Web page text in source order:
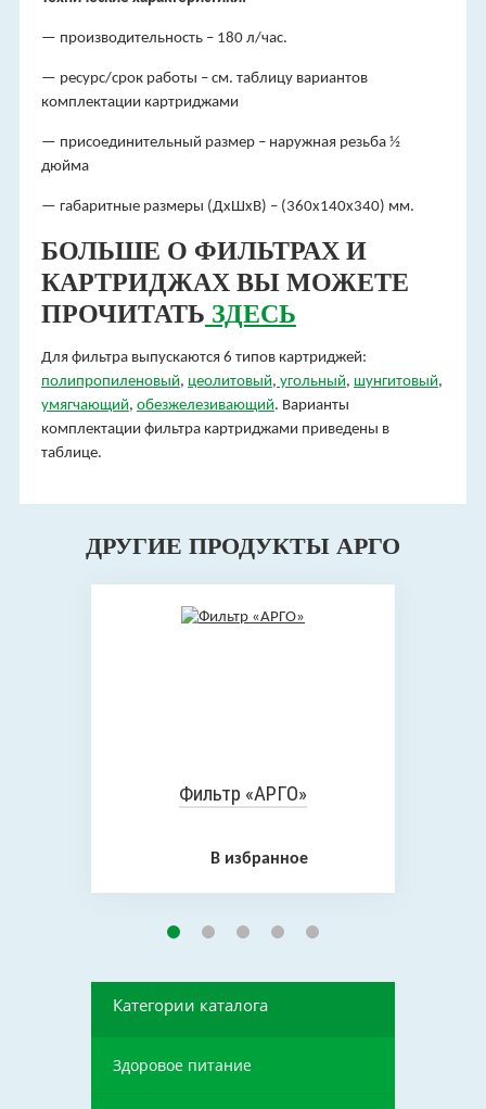
— производительность – 180 л/час.
— ресурс/срок работы – см. таблицу вариантов
комплектации картриджами
— присоединительный размер – наружная резьба ½
дюйма
— габаритные размеры (ДхШхВ) – (360х140х340) мм.
БОЛЬШЕ О ФИЛЬТРАХ И
КАРТРИДЖАХ ВЫ МОЖЕТЕ
ПРОЧИТАТЬ ЗДЕСЬ
Для фильтра выпускаются 6 типов картриджей:
полипропиленовый, цеолитовый, угольный, шунгитовый,
умягчающий, обезжелезивающий. Варианты
комплектации фильтра картриджами приведены в
таблице.
ДРУГИЕ ПРОДУКТЫ АРГО
Фильтр «АРГО»
В избранное
Категории каталога
Здоровое питание